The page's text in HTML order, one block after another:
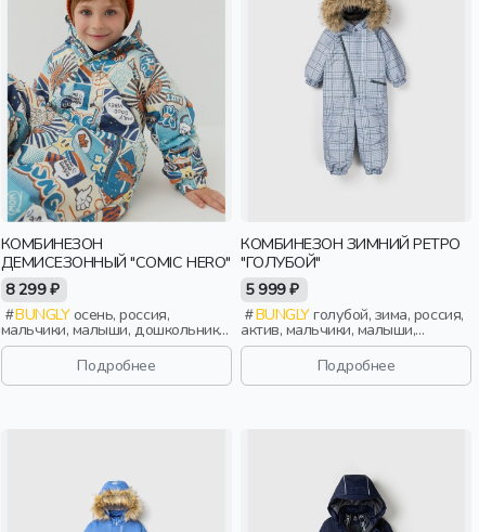
КОМБИНЕЗОН
ДЕМИСЕЗОННЫЙ "COMIC HERO"
8 299 ₽
BUNGLYосень, россия,
мальчики, малыши, дошкольники,
дети
Подробнее
КОМБИНЕЗОН ЗИМНИЙ РЕТРО
"ГОЛУБОЙ"
5 999 ₽
BUNGLYголубой, зима, россия,
актив, мальчики, малыши,
дошкольники, дети
Подробнее